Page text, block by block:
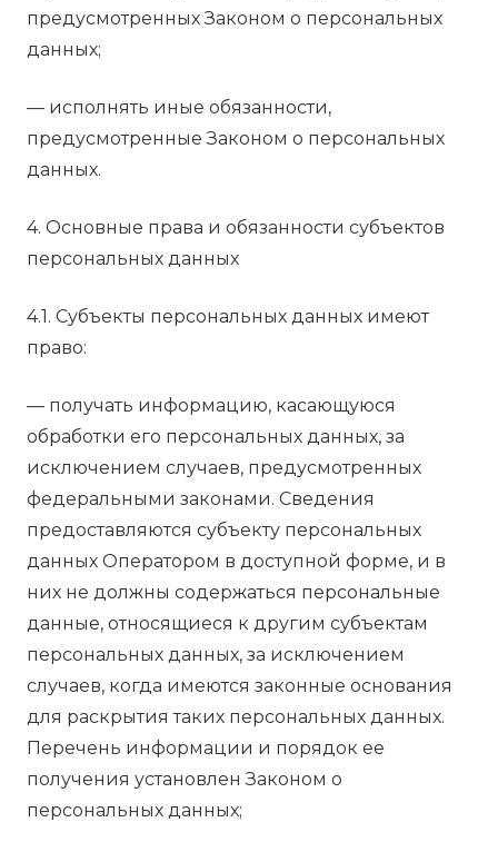
предусмотренных Законом о персональных
данных;
— исполнять иные обязанности,
предусмотренные Законом о персональных
данных.
4. Основные права и обязанности субъектов
персональных данных
4.1. Субъекты персональных данных имеют
право:
— получать информацию, касающуюся
обработки его персональных данных, за
исключением случаев, предусмотренных
федеральными законами. Сведения
предоставляются субъекту персональных
данных Оператором в доступной форме, и в
них не должны содержаться персональные
данные, относящиеся к другим субъектам
персональных данных, за исключением
случаев, когда имеются законные основания
для раскрытия таких персональных данных.
Перечень информации и порядок ее
получения установлен Законом о
персональных данных;